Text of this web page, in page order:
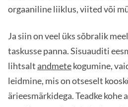
orgaaniline liiklus, viited või
Ja siin on veel üks sõbralik
taskusse panna. Sisuauditi
lihtsalt andmetekogumine,
leidmine, mis on otseselt
ärieesmärkidega. Teadke kohe